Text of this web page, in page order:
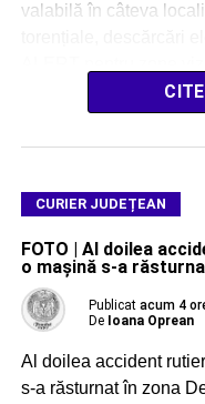
valabilă în câteva
CURIER JUDEȚEAN
FOTO | Al doilea
o mașină s-a
Publicat acum 4
De Ioana Oprean
Al doilea accident
s-a răsturnat în zona